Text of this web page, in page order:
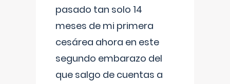
pasado tan solo 14
meses de mi primera
cesárea ahora en este
segundo embarazo del
que salgo de cuentas a